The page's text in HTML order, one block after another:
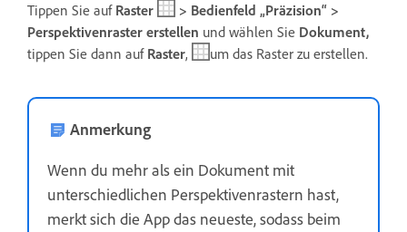
Tippen Sie auf Raster
> Bedienfeld „Präzision“ >
Perspektivenraster erstellen und wählen Sie Dokument,
tippen Sie dann auf Raster, um das Raster zu erstellen.
Anmerkung
Wenn du mehr als ein Dokument mit
unterschiedlichen Perspektivenrastern hast,
merkt sich die App das neueste, sodass beim